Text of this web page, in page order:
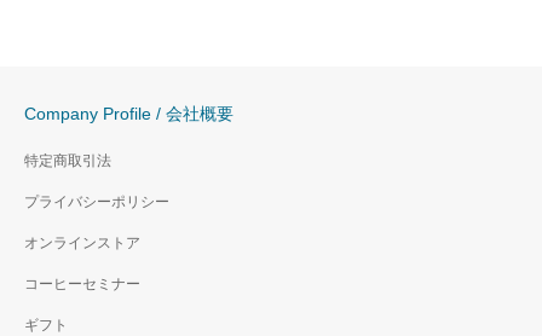
Company Profile / 会社概要
特定商取引法
プライバシーポリシー
オンラインストア
コーヒーセミナー
ギフト